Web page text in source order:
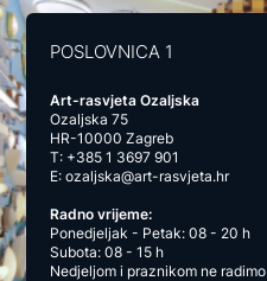
POSLOVNICA 1
Art-rasvjeta Ozaljska
Ozaljska 75
HR-10000 Zagreb
T: +385 1 3697 901
E:ozaljska@art-rasvjeta.hr
Radno vrijeme:
Ponedjeljak - Petak: 08 - 20 h
Subota: 08 - 15 h
Nedjeljom i praznikom ne radimo